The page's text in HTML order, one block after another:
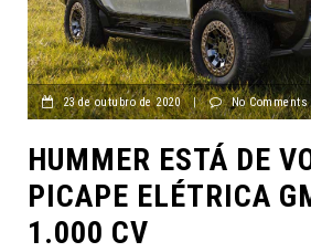
23 de outubro de 2020 | No Comments
HUMMER ESTÁ DE
PICAPE ELÉTRICA
1.000 CV